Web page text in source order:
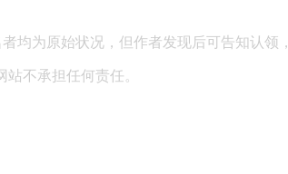
均为原始状况，但作者发现后可告知认领，
不承担任何责任。